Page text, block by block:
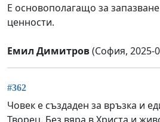
Е основополагащо за
ценности.
Емил Димитров(София, 2025-
#362
Човек е създаден за връзка и